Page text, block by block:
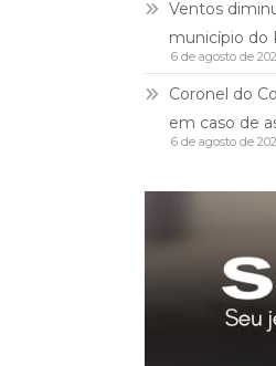
Ventos
município do
6 de agosto de
Coronel do
em caso de
6 de agosto de